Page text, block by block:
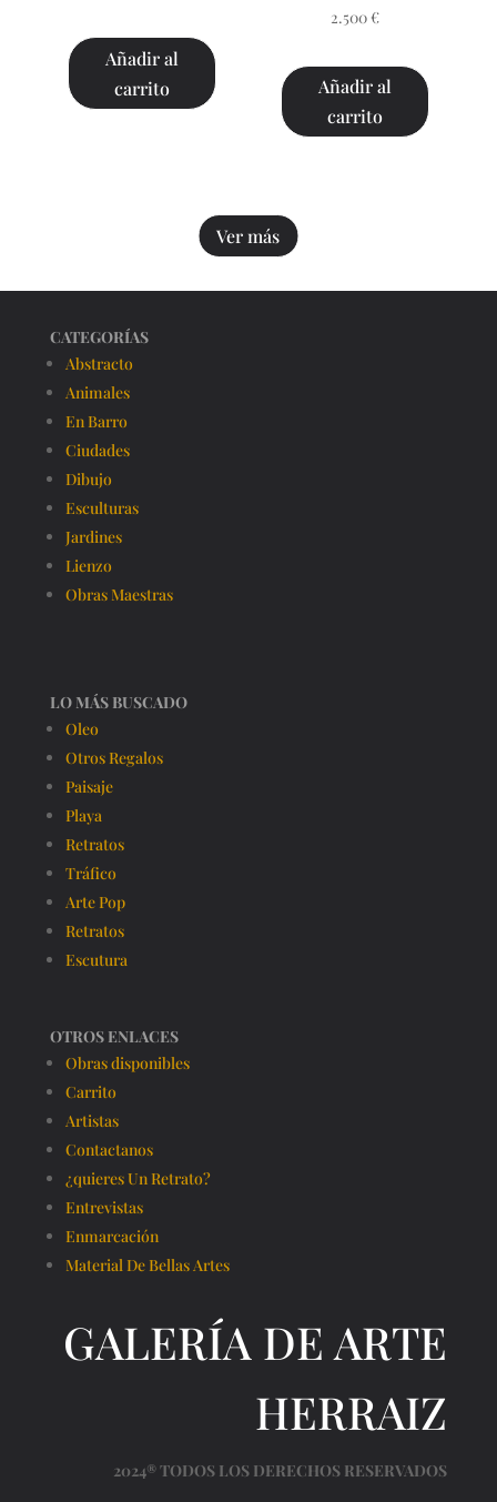
Añadir al
carrito
2.500 €
Añadir al
carrito
Ver más
CATEGORÍAS
Abstracto
Animales
En Barro
Ciudades
Dibujo
Esculturas
Jardines
Lienzo
Obras Maestras
LO MÁS BUSCADO
Oleo
Otros Regalos
Paisaje
Playa
Retratos
Tráfico
Arte Pop
Retratos
Escutura
OTROS ENLACES
Obras disponibles
Carrito
Artistas
Contactanos
¿quieres Un Retrato?
Entrevistas
Enmarcación
Material De Bellas Artes
GALERÍA DE ARTE
HERRAIZ
2024® TODOS LOS DERECHOS RESERVADOS